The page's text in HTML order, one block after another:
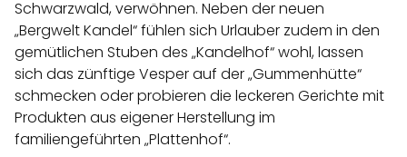
Schwarzwald, verwöhnen. Neben der neuen
„Bergwelt Kandel“ fühlen sich Urlauber zudem in den
gemütlichen Stuben des „Kandelhof“ wohl, lassen
sich das zünftige Vesper auf der „Gummenhütte“
schmecken oder probieren die leckeren Gerichte mit
Produkten aus eigener Herstellung im
familiengeführten „Plattenhof“.